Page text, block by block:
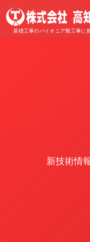
基礎工事のパイオニア難工事に
新技術情